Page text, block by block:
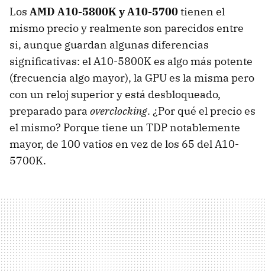
Los AMD A10-5800K y A10-5700tienen el
mismo precio y realmente son parecidos entre
si, aunque guardan algunas diferencias
significativas: el A10-5800K es algo más potente
(frecuencia algo mayor), la GPUes la misma pero
con un reloj superior y está desbloqueado,
preparado para overclocking. ¿Por qué el precio es
el mismo? Porque tiene un TDP notablemente
mayor, de 100 vatios en vez de los 65 del A10-
5700K.